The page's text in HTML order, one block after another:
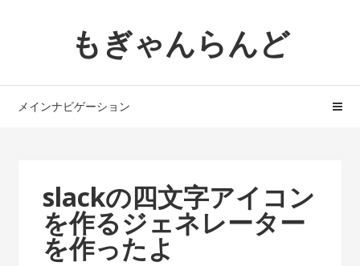
ョ
へ
もぎゃんらんど
メインナビゲーション
slackの四文字アイコン
を作るジェネレーター
を作ったよ